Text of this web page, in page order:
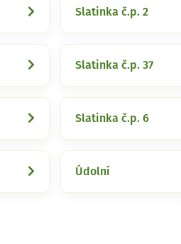
Slatinka č.p. 2
Slatinka č.p. 37
Slatinka č.p. 6
Údolní